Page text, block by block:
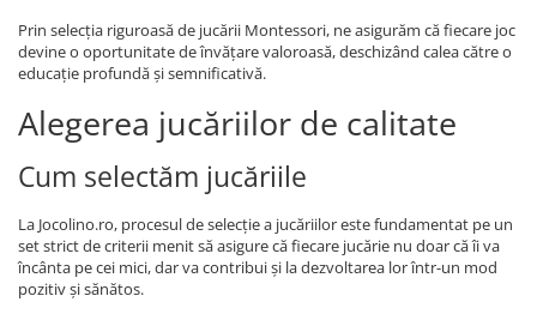
Prin selecția riguroasă de jucării Montessori, ne asigurăm că fiecare joc
devine o oportunitate de învățare valoroasă, deschizând calea către o
educație profundă și semnificativă.
Alegerea jucăriilor de calitate
Cum selectăm jucăriile
La Jocolino.ro, procesul de selecție a jucăriilor este fundamentat pe un
set strict de criterii menit să asigure că fiecare jucărie nu doar că îi va
încânta pe cei mici, dar va contribui și la dezvoltarea lor într-un mod
pozitiv și sănătos.